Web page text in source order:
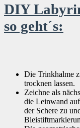
DIY
so geht´s:
Die Trinkhalme
trocknen lassen.
Zeichne als
die Leinwand
der Schere zu